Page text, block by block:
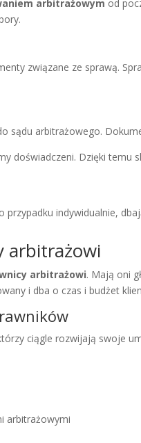
arbitrażowym od
związane ze sprawą.
sądu arbitrażowego.
doświadczeni. Dzięki temu
przypadku indywidualnie,
arbitrażowi
arbitrażowi. Mają oni
i dba o czas i budżet
ciągle rozwijają swoje
arbitrażowymi